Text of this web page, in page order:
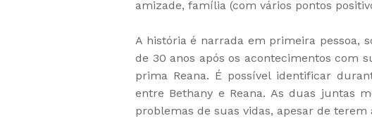
amizade, família (com vários pontos
A história é narrada em primeira pessoa,
de 30 anos após os acontecimentos com
prima Reana. É possível identificar
entre Bethany e Reana. As duas juntas
problemas de suas vidas, apesar de terem